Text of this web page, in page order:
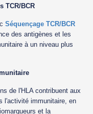
TCR/BCR
Séquençage TCR/BCR
des antigènes et les
à un niveau plus
de l'HLA contribuent aux
l'activité immunitaire, en
et la